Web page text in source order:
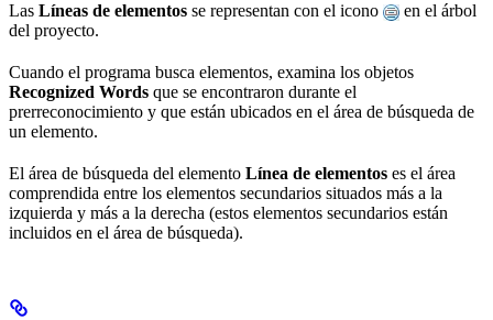
Las Líneas de elementos se representan con el icono
en el árbol
del proyecto.
Cuando el programa busca elementos, examina los objetos
Recognized Words que se encontraron durante el
prerreconocimiento y que están ubicados en el área de búsqueda de
un elemento.
El área de búsqueda del elemento Línea de elementos es el área
comprendida entre los elementos secundarios situados más a la
izquierda y más a la derecha (estos elementos secundarios están
incluidos en el área de búsqueda).